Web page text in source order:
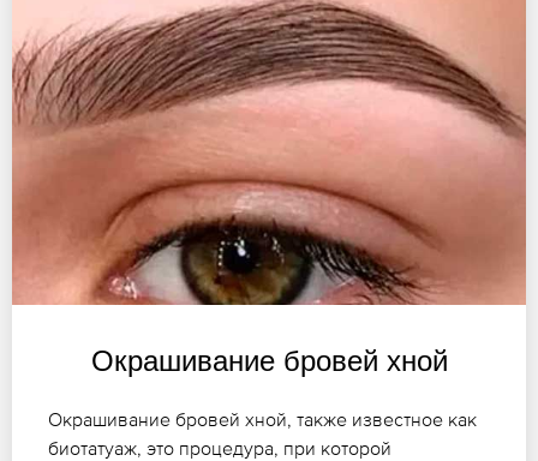
Окрашивание бровей хной
Окрашивание бровей хной, также известное как
биотатуаж, это процедура, при которой